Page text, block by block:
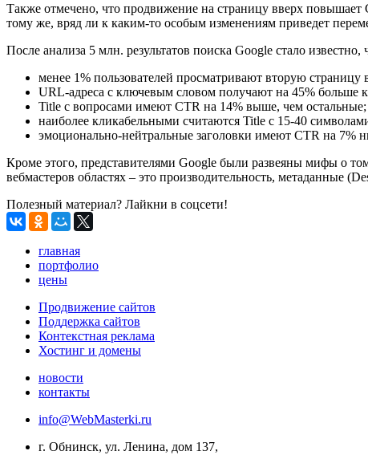
Также отмечено, что продвижение на страницу вверх
тому же, вряд ли к каким-то особым изменениям приведет
После анализа 5 млн. результатов поиска Google стало известно,
менее 1% пользователей просматривают вторую страницу
URL-адреса с ключевым словом получают на 45% больше
Title с вопросами имеют CTR на 14% выше, чем остальные;
наиболее кликабельными считаются Title с 15-40
эмоционально-нейтральные заголовки имеют CTR на 7%
Кроме этого, представителями Google были развеяны мифы о
вебмастеров областях – это производительность, метаданные
Полезный материал? Лайкни в соцсети!
главная
портфолио
цены
Продвижение сайтов
Поддержка сайтов
Контекстная реклама
Хостинг и домены
новости
контакты
info@WebMasterki.ru
г. Обнинск, ул. Ленина, дом 137,